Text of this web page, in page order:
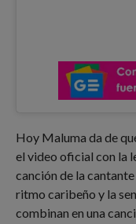
Hoy Maluma da de
el video oficial con la
canción de la
ritmo caribeño y la
combinan en una